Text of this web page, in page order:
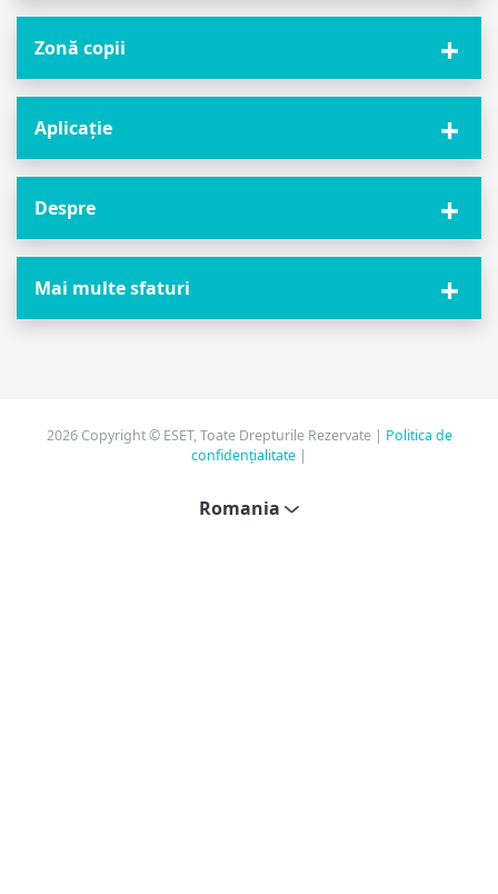
Zonă copii
Aplicație
Despre
Mai multe sfaturi
2026 Copyright © ESET, Toate Drepturile Rezervate | Politica de
confidențialitate |
Romania